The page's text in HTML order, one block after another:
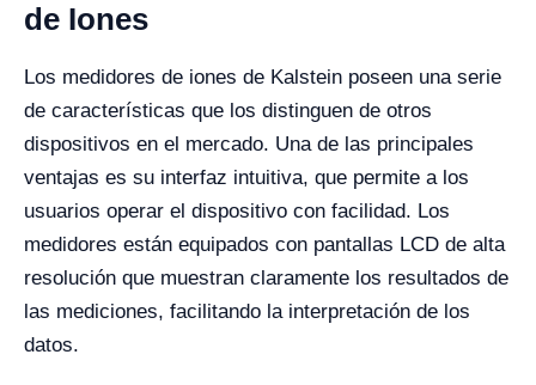
de Iones
Los medidores de iones de Kalstein poseen una serie
de características que los distinguen de otros
dispositivos en el mercado. Una de las principales
ventajas es su interfaz intuitiva, que permite a los
usuarios operar el dispositivo con facilidad. Los
medidores están equipados con pantallas LCD de alta
resolución que muestran claramente los resultados de
las mediciones, facilitando la interpretación de los
datos.